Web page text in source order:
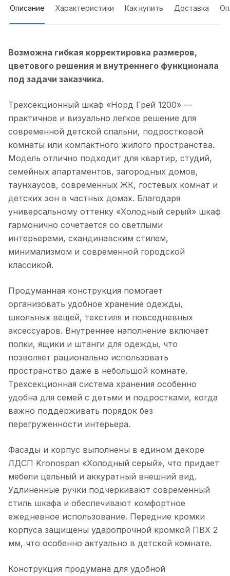
Описание Характеристики Как купить Доставка
Возможна гибкая корректировка размеров,
цветового решения и внутреннего функционала
под задачи заказчика.
Трехсекционный шкаф «Норд Грей 1200» —
практичное и визуально легкое решение для
современной детской спальни, подростковой
комнаты или компактного жилого пространства.
Модель отлично подходит для квартир, студий,
семейных апартаментов, загородных домов,
таунхаусов, современных ЖК, гостевых комнат и
детских зон в частных домах. Благодаря
универсальному оттенку «Холодный серый» шкаф
гармонично сочетается со светлыми
интерьерами, скандинавским стилем,
минимализмом и современной городской
классикой.
Продуманная конструкция помогает
организовать удобное хранение одежды,
школьных вещей, текстиля и повседневных
аксессуаров. Внутреннее наполнение включает
полки, ящики и штанги для одежды, что
позволяет рационально использовать
пространство даже в небольшой комнате.
Трехсекционная система хранения особенно
удобна для семей с детьми и подростками, когда
важно поддерживать порядок без
перегруженности интерьера.
Фасады и корпус выполнены в едином декоре
ЛДСП Kronospan «Холодный серый», что придает
мебели цельный и аккуратный внешний вид.
Удлиненные ручки подчеркивают современный
стиль шкафа и обеспечивают комфортное
ежедневное использование. Передние кромки
корпуса защищены ударопрочной кромкой ПВХ 2
мм, что особенно актуально в детской комнате.
Конструкция продумана для удобной